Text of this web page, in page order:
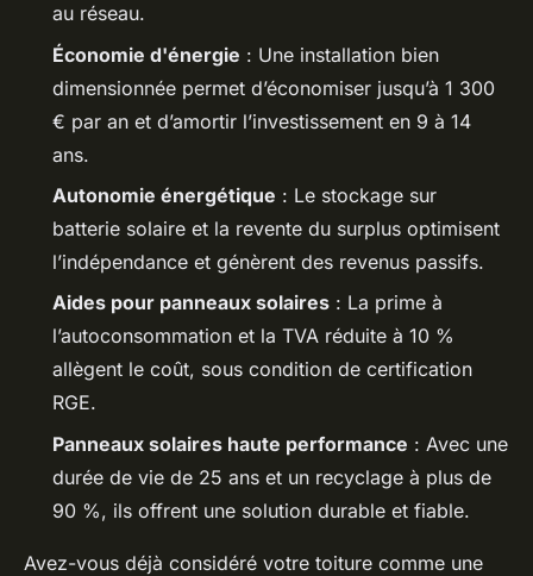
au réseau.
Économie d'énergie : Une installation bien
dimensionnée permet d’économiser jusqu’à 1 300
€ par an et d’amortir l’investissement en 9 à 14
ans.
Autonomie énergétique : Le stockage sur
batterie solaire et la revente du surplus optimisent
l’indépendance et génèrent des revenus passifs.
Aides pour panneaux solaires : La prime à
l’autoconsommation et la TVA réduite à 10 %
allègent le coût, sous condition de certification
RGE.
Panneaux solaires haute performance : Avec une
durée de vie de 25 ans et un recyclage à plus de
90 %, ils offrent une solution durable et fiable.
Avez-vous déjà considéré votre toiture comme une